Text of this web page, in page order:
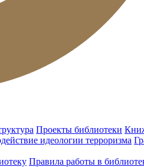
Проекты библиотеки
идеологии терроризма
Правила работы в